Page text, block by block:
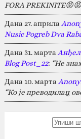
FORA
Дана 27. априла
Nusic Pogreb Dva
Дана 31. марта
Blog Post_22: “Не
Дана 10. марта
“Ко је преводилац